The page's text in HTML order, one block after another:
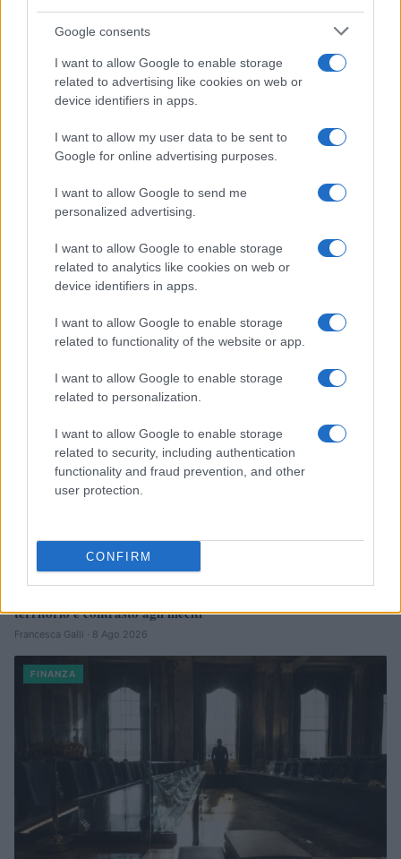
Google consents
I want to allow Google to enable storage
related to advertising like cookies on web or
device identifiers in apps.
I want to allow my user data to be sent to
Google for online advertising purposes.
I want to allow Google to send me
personalized advertising.
I want to allow Google to enable storage
related to analytics like cookies on web or
device identifiers in apps.
I want to allow Google to enable storage
related to functionality of the website or app.
I want to allow Google to enable storage
related to personalization.
I want to allow Google to enable storage
related to security, including authentication
functionality and fraud prevention, and other
user protection.
CONFIRM
SpaceX in ascesa: Unipol e Intesa Sanpaolo tra gli investitori
principali
FINANZA
territorio e contrasto agli illeciti
Francesca Galli · 8 Ago 2026
FINANZA